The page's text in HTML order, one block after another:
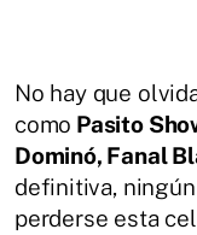
No hay que
como Pasito
Dominó, Fanal
definitiva,
perderse esta